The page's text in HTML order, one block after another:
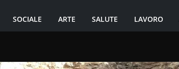
SOCIALE ARTE SALUTE LAVORO